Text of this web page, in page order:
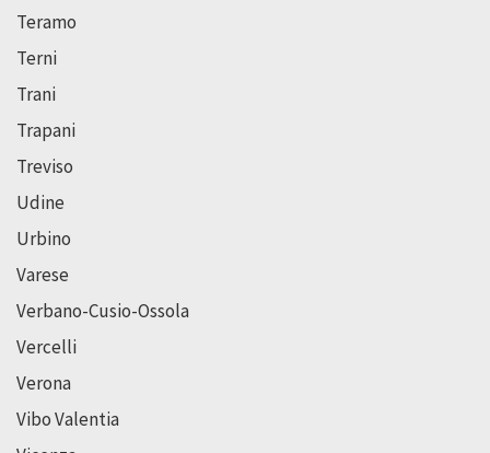
Teramo
Terni
Trani
Trapani
Treviso
Udine
Urbino
Varese
Verbano-Cusio-Ossola
Vercelli
Verona
Vibo Valentia